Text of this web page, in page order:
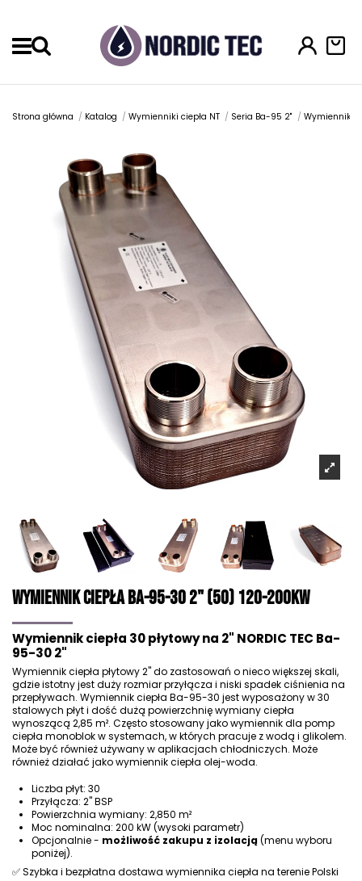
Strona główna Katalog Wymienniki ciepła NT Seria Ba-95 2" Wymiennik
Wymiennik ciepła Ba-95-30 2" (50) 120-200kW
Wymiennik ciepła 30 płytowy na 2" NORDIC TEC Ba-
95-30 2"
Wymiennik ciepła płytowy 2" do zastosowań o nieco większej skali,
gdzie istotny jest duży rozmiar przyłącza i niski spadek ciśnienia na
przepływach. Wymiennik ciepła Ba-95-30 jest wyposażony w30
stalowych płyti dość dużą powierzchnię wymiany ciepła
wynoszącą 2,85 m². Często stosowany jakowymiennik dla pomp
ciepła monoblokw systemach, w których pracuje z wodą i glikolem.
Może być również używany w aplikacjach chłodniczych. Może
również działać jako wymiennik ciepła olej-woda.
Liczba płyt: 30
Przyłącza: 2" BSP
Powierzchnia wymiany: 2,850 m²
Moc nominalna: 200 kW (wysoki parametr)
Opcjonalnie - możliwość zakupu z izolacją(menu wyboru
poniżej).
✅ Szybka i bezpłatna dostawa wymiennika ciepła na terenie Polski